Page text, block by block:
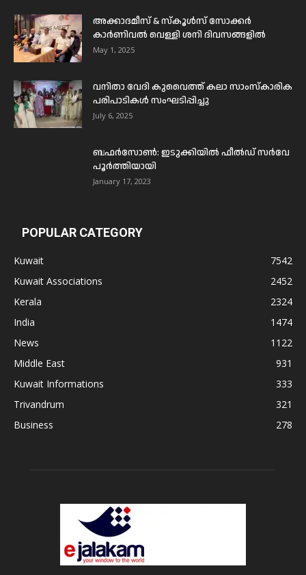
അക്കാദമീസ് & സ്കൂൾസ് സോക്കർ
കാർണിവൽ വെള്ളി ശനി ദിവസങ്ങളിൽ
May 1, 2025
വനിതാ വേദി കുവൈത്ത് കലാ സാംസ്കാരിക
പരിപാടികൾ സംഘടിപ്പിച്ചു
July 6, 2025
ബഫര്‍സോണ്‍: ഇടുക്കിയില്‍ ഫീല്‍ഡ് സര്‍വേ
പൂര്‍ത്തിയായി
January 17, 2023
POPULAR CATEGORY
Kuwait
7542
Kuwait Associations
2452
Kerala
2324
India
1474
News
1122
Middle East
931
Kuwait Informations
333
Trivandrum
321
Business
278